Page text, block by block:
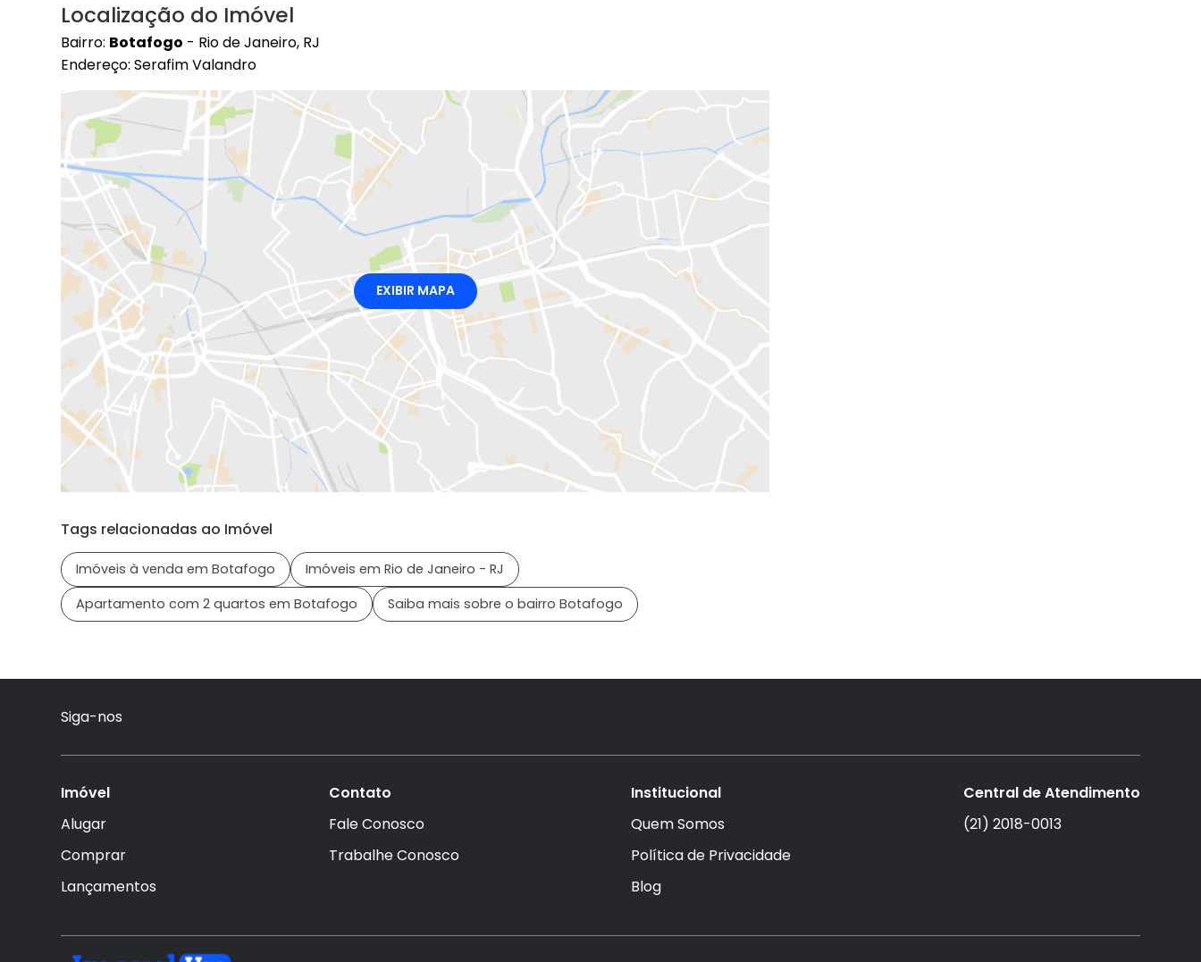
Localização do Imóvel
Bairro: Botafogo - Rio de Janeiro, RJ
Endereço: Serafim Valandro
EXIBIR MAPA
Tags relacionadas ao Imóvel
Imóveis à venda em Botafogo
Imóveis em Rio de Janeiro - RJ
Apartamento com 2 quartos em Botafogo
Saiba mais sobre o bairro Botafogo
Siga-nos
Imóvel
Alugar
Comprar
Lançamentos
Contato
Fale Conosco
Trabalhe Conosco
Institucional
Quem Somos
Política de Privacidade
Blog
Central de Atendimento
(21) 2018-0013